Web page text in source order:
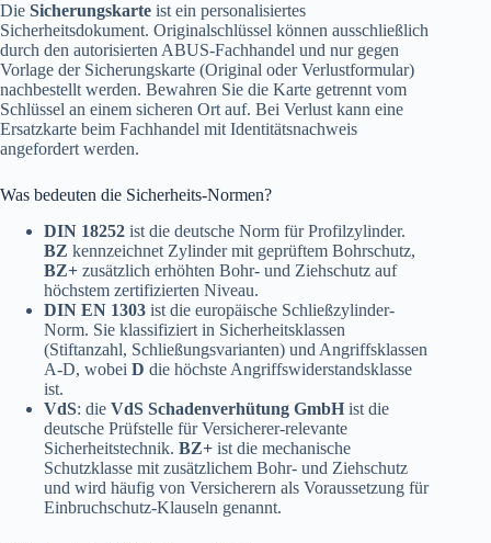
Die Sicherungskarte ist ein personalisiertes
Sicherheitsdokument. Originalschlüssel können ausschließlich
durch den autorisierten ABUS-Fachhandel und nur gegen
Vorlage der Sicherungskarte (Original oder Verlustformular)
nachbestellt werden. Bewahren Sie die Karte getrennt vom
Schlüssel an einem sicheren Ort auf. Bei Verlust kann eine
Ersatzkarte beim Fachhandel mit Identitätsnachweis
angefordert werden.
Was bedeuten die Sicherheits-Normen?
DIN 18252 ist die deutsche Norm für Profilzylinder.
BZ kennzeichnet Zylinder mit geprüftem Bohrschutz,
BZ+ zusätzlich erhöhten Bohr- und Ziehschutz auf
höchstem zertifizierten Niveau.
DIN EN 1303 ist die europäische Schließzylinder-
Norm. Sie klassifiziert in Sicherheitsklassen
(Stiftanzahl, Schließungsvarianten) und Angriffsklassen
A-D, wobei D die höchste Angriffswiderstandsklasse
ist.
VdS: die VdS Schadenverhütung GmbH ist die
deutsche Prüfstelle für Versicherer-relevante
Sicherheitstechnik. BZ+ ist die mechanische
Schutzklasse mit zusätzlichem Bohr- und Ziehschutz
und wird häufig von Versicherern als Voraussetzung für
Einbruchschutz-Klauseln genannt.